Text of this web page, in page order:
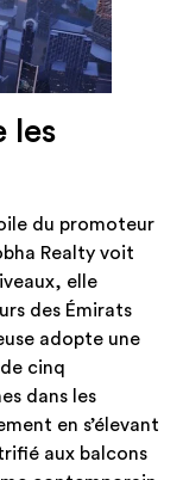
les
du promoteur
Realty voit
elle
des Émirats
adopte une
cinq
dans les
en s’élevant
aux balcons